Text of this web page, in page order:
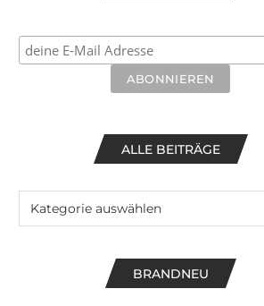
ALLE BEITRÄGE
BRANDNEU